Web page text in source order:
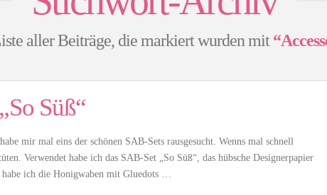
aller Beiträge, die markiert wurden mit
Süß“
mir mal eins der schönen SAB-Sets rausgesucht. Wenns mal schnell
Verwendet habe ich das SAB-Set „So Süß“, das hübsche Designerpapier
ich die Honigwaben mit Gluedots …